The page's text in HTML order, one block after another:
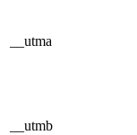
__utma
__utmb